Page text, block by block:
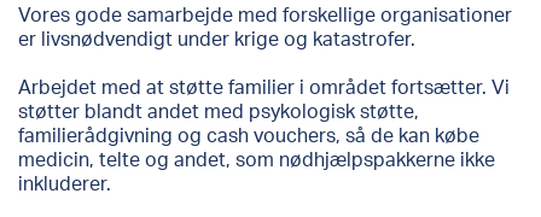
Vores gode samarbejde med forskellige organisationer
er livsnødvendigt under krige og katastrofer.
Arbejdet med at støtte familier i området fortsætter. Vi
støtter blandt andet med psykologisk støtte,
familierådgivning og cash vouchers, så de kan købe
medicin, telte og andet, som nødhjælpspakkerne ikke
inkluderer.